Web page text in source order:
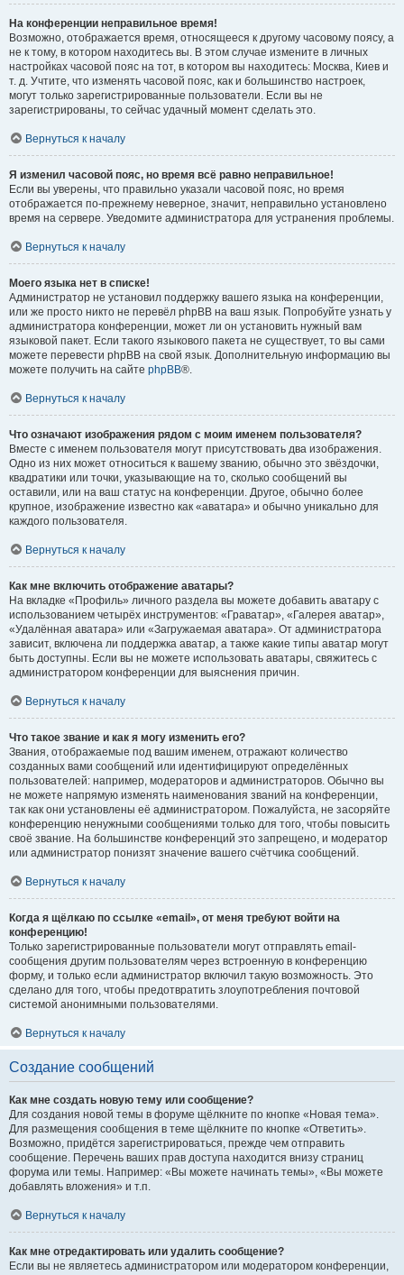
На конференции неправильное время!
Возможно, отображается время, относящееся к другому часовому поясу, а
не к тому, в котором находитесь вы. В этом случае измените в личных
настройках часовой пояс на тот, в котором вы находитесь: Москва, Киев и
т. д. Учтите, что изменять часовой пояс, как и большинство настроек,
могут только зарегистрированные пользователи. Если вы не
зарегистрированы, то сейчас удачный момент сделать это.
Вернуться к началу
Я изменил часовой пояс, но время всё равно неправильное!
Если вы уверены, что правильно указали часовой пояс, но время
отображается по-прежнему неверное, значит, неправильно установлено
время на сервере. Уведомите администратора для устранения проблемы.
Вернуться к началу
Моего языка нет в списке!
Администратор не установил поддержку вашего языка на конференции,
или же просто никто не перевёл phpBB на ваш язык. Попробуйте узнать у
администратора конференции, может ли он установить нужный вам
языковой пакет. Если такого языкового пакета не существует, то вы сами
можете перевести phpBB на свой язык. Дополнительную информацию вы
можете получить на сайте phpBB®.
Вернуться к началу
Что означают изображения рядом с моим именем пользователя?
Вместе с именем пользователя могут присутствовать два изображения.
Одно из них может относиться к вашему званию, обычно это звёздочки,
квадратики или точки, указывающие на то, сколько сообщений вы
оставили, или на ваш статус на конференции. Другое, обычно более
крупное, изображение известно как «аватара» и обычно уникально для
каждого пользователя.
Вернуться к началу
Как мне включить отображение аватары?
На вкладке «Профиль» личного раздела вы можете добавить аватару с
использованием четырёх инструментов: «Граватар», «Галерея аватар»,
«Удалённая аватара» или «Загружаемая аватара». От администратора
зависит, включена ли поддержка аватар, а также какие типы аватар могут
быть доступны. Если вы не можете использовать аватары, свяжитесь с
администратором конференции для выяснения причин.
Вернуться к началу
Что такое звание и как я могу изменить его?
Звания, отображаемые под вашим именем, отражают количество
созданных вами сообщений или идентифицируют определённых
пользователей: например, модераторов и администраторов. Обычно вы
не можете напрямую изменять наименования званий на конференции,
так как они установлены её администратором. Пожалуйста, не засоряйте
конференцию ненужными сообщениями только для того, чтобы повысить
своё звание. На большинстве конференций это запрещено, и модератор
или администратор понизят значение вашего счётчика сообщений.
Вернуться к началу
Когда я щёлкаю по ссылке «email», от меня требуют войти на
конференцию!
Только зарегистрированные пользователи могут отправлять email-
сообщения другим пользователям через встроенную в конференцию
форму, и только если администратор включил такую возможность. Это
сделано для того, чтобы предотвратить злоупотребления почтовой
системой анонимными пользователями.
Вернуться к началу
Создание сообщений
Как мне создать новую тему или сообщение?
Для создания новой темы в форуме щёлкните по кнопке «Новая тема».
Для размещения сообщения в теме щёлкните по кнопке «Ответить».
Возможно, придётся зарегистрироваться, прежде чем отправить
сообщение. Перечень ваших прав доступа находится внизу страниц
форума или темы. Например: «Вы можете начинать темы», «Вы можете
добавлять вложения» и т.п.
Вернуться к началу
Как мне отредактировать или удалить сообщение?
Если вы не являетесь администратором или модератором конференции,